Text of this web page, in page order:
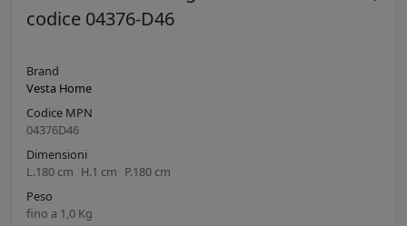
codice 04376-D46
Brand
Vesta Home
Codice MPN
04376D46
Dimensioni
L.180 cm H.1 cm P.180 cm
Peso
fino a 1,0 Kg